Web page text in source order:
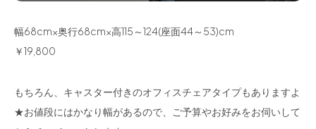
幅68cm×奥行68cm×高115～124(座面44～53)cm
￥19,800
もちろん、キャスター付きのオフィスチェアタイプもありますよ
★お値段にはかなり幅があるので、ご予算やお好みをお伺いして